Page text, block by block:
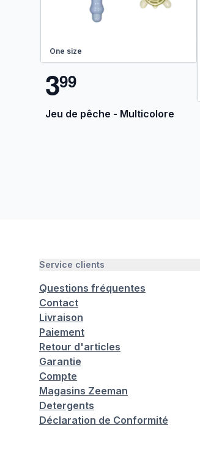
One size
399
Jeu de pêche - Multicolore
Service clients
Questions fréquentes
Contact
Livraison
Paiement
Retour d'articles
Garantie
Compte
Magasins Zeeman
Detergents
Déclaration de Conformité